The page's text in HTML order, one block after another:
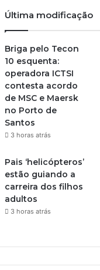
Última modificação
Briga pelo Tecon
10 esquenta:
operadora ICTSI
contesta acordo
de MSC e Maersk
no Porto de
Santos
3 horas atrás
Pais ‘helicópteros’
estão guiando a
carreira dos filhos
adultos
3 horas atrás